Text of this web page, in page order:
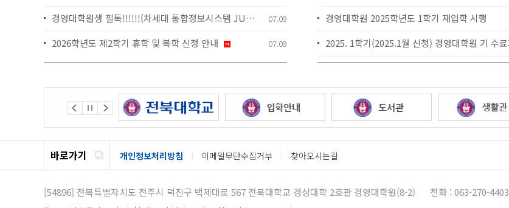
경영대학원생 필독!!!!!!(차세대 통합정보시스템 JUMP 신규가입) 07.09
2026학년도 제2학기 휴학 및 복학 신청 안내 07.09
경영대학원 2025학년도 1학기 재입학 시행
현장사례연구보고서 작성계획서 서식
바로가기 개인정보처리방침 이메일무단수집거부 찾아오시는길
[54896] 전북특별자치도 전주시 덕진구 백제대로 567 전북대학교 경상대학 2호관 경영대학원(8-2) 전화 : 063-270-4403